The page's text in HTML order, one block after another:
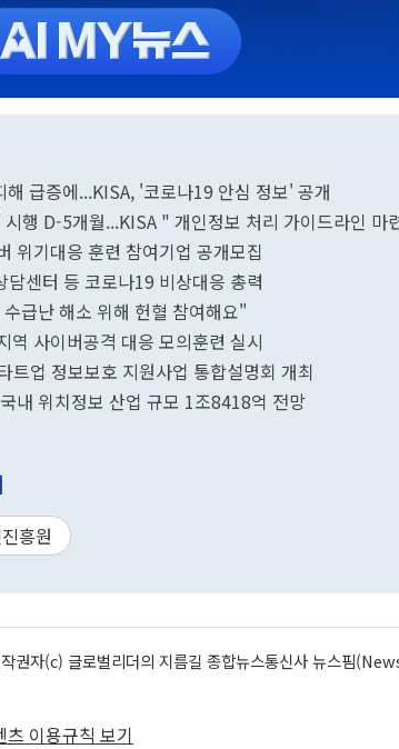
해 급증에...KISA, '코로나19 안심 정보' 공개
행 D-5개월...KISA " 개인정보 처리 가이드라인 마
위기대응 훈련 참여기업 공개모집
담센터 등 코로나19 비상대응 총력
급난 해소 위해 헌혈 참여해요"
역 사이버공격 대응 모의훈련 실시
트업 정보보호 지원사업 통합설명회 개최
내 위치정보 산업 규모 1조8418억 전망
흥원
권자(c) 글로벌리더의 지름길 종합뉴스통신사 뉴스핌
츠 이용규칙 보기